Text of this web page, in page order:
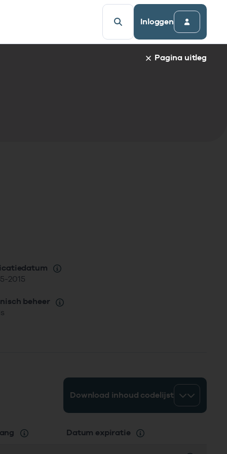
Inloggen
Pagina uitleg
2015
beheer
Download inhoud codelijst
Datum expiratie